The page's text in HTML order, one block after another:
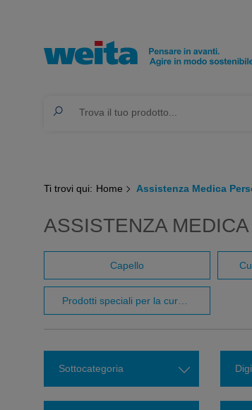
Ti trovi qui: Home Assistenza Medica
ASSISTENZA
Capello
Sottocategoria